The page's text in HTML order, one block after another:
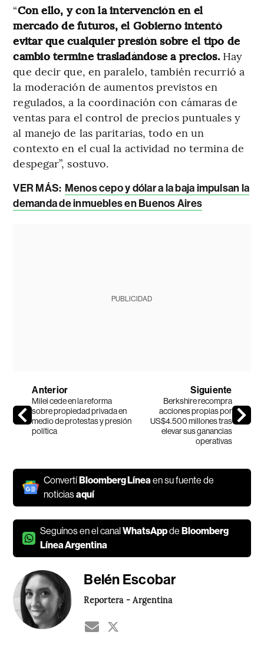
“Con ello, y con la intervención en el
mercado de futuros, el Gobierno intentó
evitar que cualquier presión sobre el tipo de
cambio termine trasladándose a precios.Hay
que decir que, en paralelo, también recurrió a
la moderación de aumentos previstos en
regulados, a la coordinación con cámaras de
ventas para el control de precios puntuales y
al manejo de las paritarias, todo en un
contexto en el cual la actividad no termina de
despegar”, sostuvo.
VER MÁS: Menos cepo y dólar a la baja impulsan la
demanda de inmuebles en Buenos Aires
PUBLICIDAD
Anterior
Milei cede en la reforma
sobre propiedad privada en
medio de protestas y presión
política
Siguiente
Berkshire recompra
acciones propias por
US$4.500 millones tras
elevar sus ganancias
operativas
ConvertíBloomberg Líneaen su fuente de
noticiasaquí
Seguínos en el canalWhatsAppdeBloomberg
Línea Argentina
Belén Escobar
Reportera - Argentina